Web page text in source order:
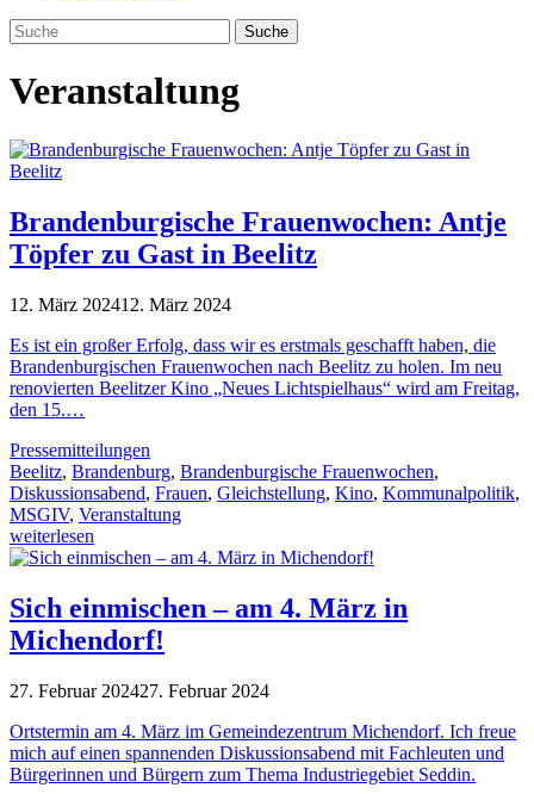
Veranstaltung
Brandenburgische Frauenwochen: Antje
Töpfer zu Gast in Beelitz
12. März 202412. März 2024
Es ist ein gro­ßer Erfolg, dass wir es erst­mals geschafft haben, die
Bran­den­bur­gi­schen Frau­en­wo­chen nach Beelitz zu holen. Im neu
reno­vier­ten Beelit­zer Kino „Neues Licht­spiel­haus“ wird am Frei­tag,
den 15.…
Pressemitteilungen
Beelitz, Brandenburg, Brandenburgische Frauenwochen,
Diskussionsabend, Frauen, Gleichstellung, Kino, Kommunalpolitik,
MSGIV, Veranstaltung
weiterlesen
Sich einmischen – am 4. März in
Michendorf!
27. Februar 202427. Februar 2024
Orts­ter­min am 4. März im Gemein­de­zen­trum Michen­dorf. Ich freue
mich auf einen span­nen­den Dis­kus­si­ons­abend mit Fach­leu­ten und
Bür­ge­rin­nen und Bür­gern zum Thema Indus­trie­ge­biet Seddin.